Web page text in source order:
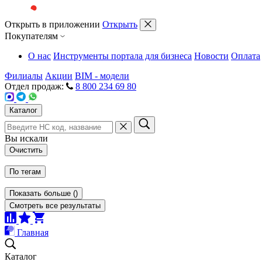
Открыть в приложении Открыть
Покупателям
О нас Инструменты портала для бизнеса Новости Оплата
Филиалы Акции BIM - модели
Отдел продаж:
8 800 234 69 80
Каталог
Вы искали
Очистить
По тегам
Показать больше ()
Смотреть все результаты
Главная
Каталог